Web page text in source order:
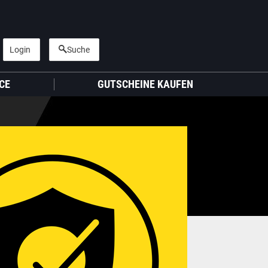
Login Suche
GUTSCHEINE KAUFEN